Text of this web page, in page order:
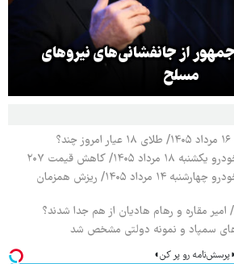
از جانفشانی‌های نیروهای
مسلح
۱۴۰۵/ کاهش قیمت ۲۰۷
قیمت محصولات ایران خودرو چهارشنبه ۱۴ مرداد ۱۴۰۵/ ریزش همزمان
امیر مقاره و رهام هادیان از هم جدا شدند؟
سمپاد و نمونه دولتی مشخص شد
◗پرسش‌نامه رو پر کن◖